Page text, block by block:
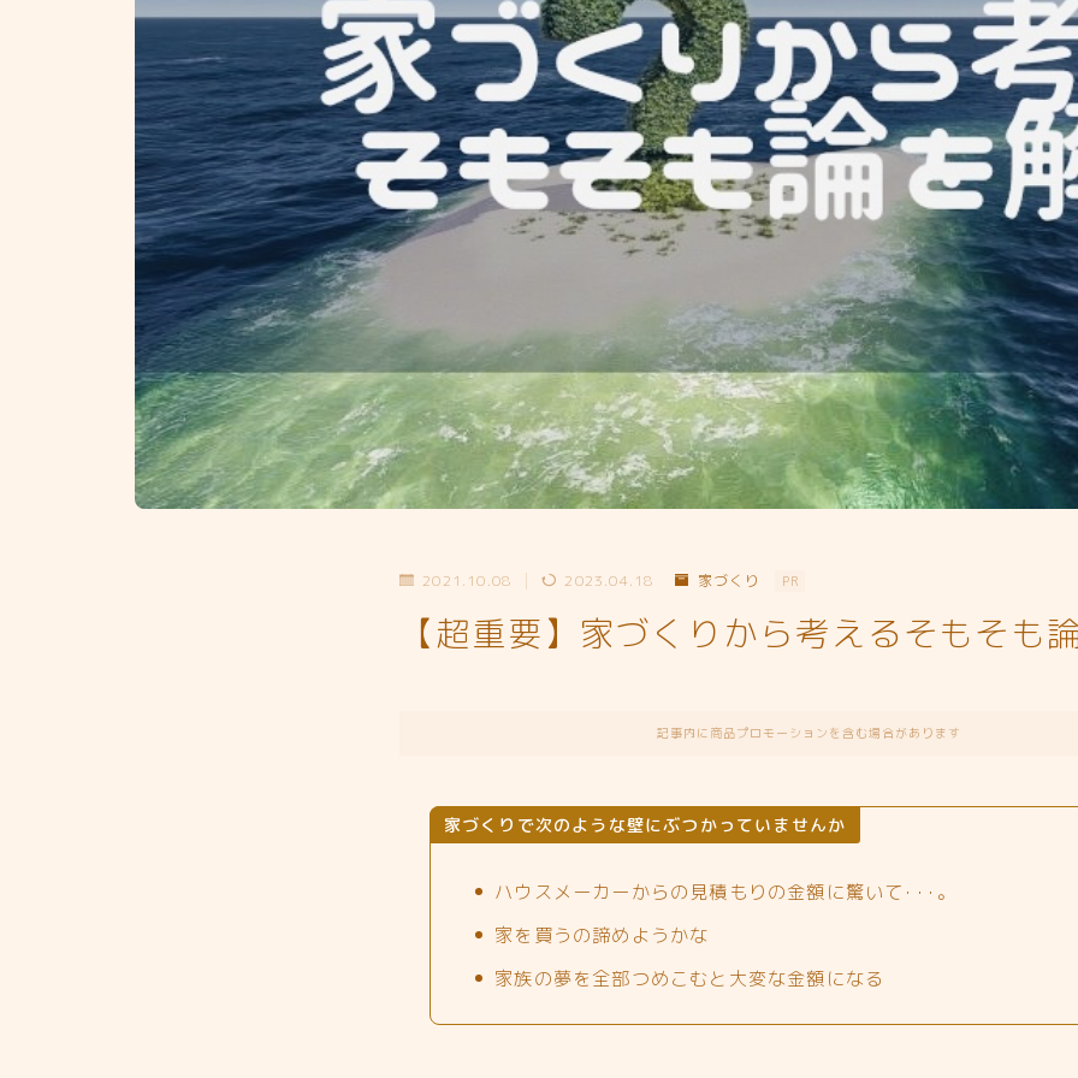
2021.10.08 2023.04.18 家づくり PR
【超重要】家づくりから考えるそもそも
記事内に商品プロモーションを含む場合があります
家づくりで次のような壁にぶつかっていませんか
ハウスメーカーからの見積もりの金額に驚いて･･･。
家を買うの諦めようかな
家族の夢を全部つめこむと大変な金額になる